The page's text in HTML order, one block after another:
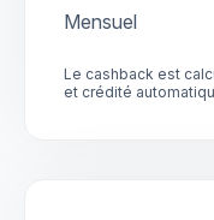
Mensuel
Le cashback est
et crédité